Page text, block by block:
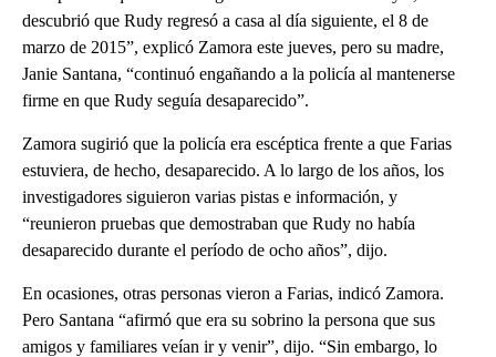
descubrió que Rudy regresó a casa al día siguiente, el 8 de
marzo de 2015”, explicó Zamora este jueves, pero su madre,
Janie Santana, “continuó engañando a la policía al mantenerse
firme en que Rudy seguía desaparecido”.
Zamora sugirió que la policía era escéptica frente a que Farias
estuviera, de hecho, desaparecido. A lo largo de los años, los
investigadores siguieron varias pistas e información, y
“reunieron pruebas que demostraban que Rudy no había
desaparecido durante el período de ocho años”, dijo.
En ocasiones, otras personas vieron a Farias, indicó Zamora.
Pero Santana “afirmó que era su sobrino la persona que sus
amigos y familiares veían ir y venir”, dijo. “Sin embargo, lo